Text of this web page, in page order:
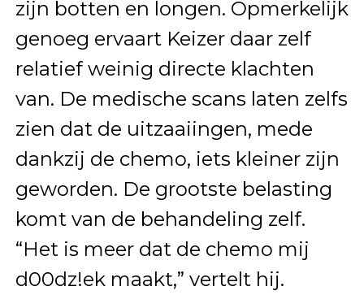
zijn botten en longen. Opmerkelijk
genoeg ervaart Keizer daar zelf
relatief weinig directe klachten
van. De medische scans laten zelfs
zien dat de uitzaaiingen, mede
dankzij de chemo, iets kleiner zijn
geworden. De grootste belasting
komt van de behandeling zelf.
“Het is meer dat de chemo mij
d00dz!ek maakt,” vertelt hij.